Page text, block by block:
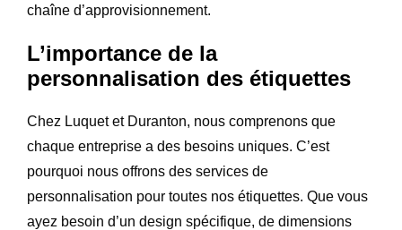
chaîne d’approvisionnement.
L’importance de la
personnalisation des étiquettes
Chez Luquet et Duranton, nous comprenons que
chaque entreprise a des besoins uniques. C’est
pourquoi nous offrons des services de
personnalisation pour toutes nos étiquettes. Que vous
ayez besoin d’un design spécifique, de dimensions